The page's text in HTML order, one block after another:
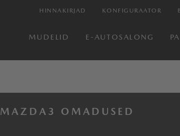
HINNAKIRJAD KONFIGURAATOR
MUDELID E-AUTOSALONG
MAZDA3 OMADUSED